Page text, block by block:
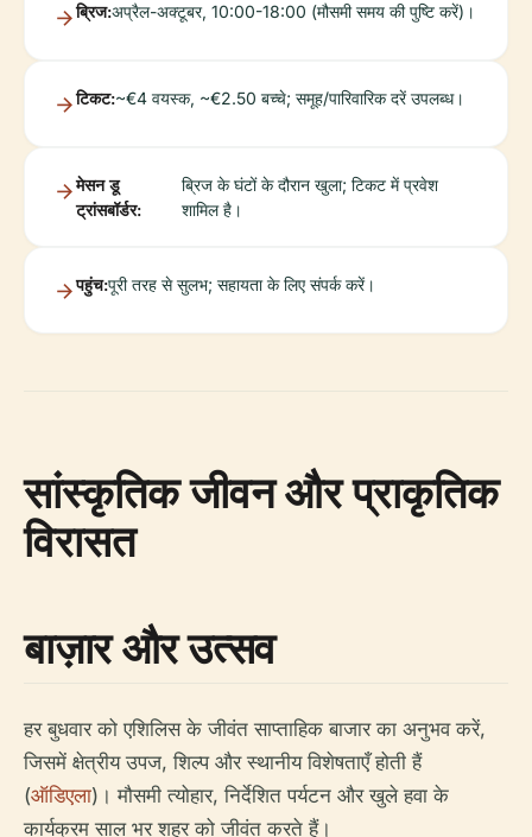
ब्रिज:अप्रैल-अक्टूबर, 10:00-18:00 (मौसमी समय की पुष्टि करें)।
टिकट:~€4 वयस्क, ~€2.50 बच्चे; समूह/पारिवारिक दरें उपलब्ध।
मेसन डू
ट्रांसबॉर्डर:
ब्रिज के घंटों के दौरान खुला; टिकट में प्रवेश
शामिल है।
पहुंच:पूरी तरह से सुलभ; सहायता के लिए संपर्क करें।
सांस्कृतिक जीवन और प्राकृतिक
विरासत
बाज़ार और उत्सव
हर बुधवार को एशिलिस के जीवंत साप्ताहिक बाजार का अनुभव करें,
जिसमें क्षेत्रीय उपज, शिल्प और स्थानीय विशेषताएँ होती हैं
(ऑडिएला)। मौसमी त्योहार, निर्देशित पर्यटन और खुले हवा के
कार्यक्रम साल भर शहर को जीवंत करते हैं।